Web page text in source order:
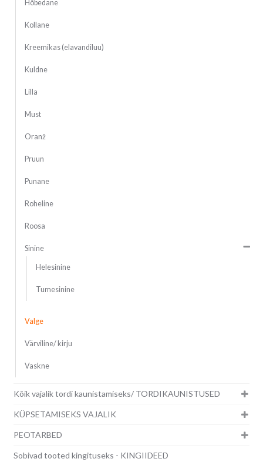
Hõbedane
Kollane
Kreemikas (elavandiluu)
Kuldne
Lilla
Must
Oranž
Pruun
Punane
Roheline
Roosa
Sinine
Helesinine
Tumesinine
Valge
Värviline/ kirju
Vaskne
Kõik vajalik tordi kaunistamiseks/ TORDIKAUNISTUSED
KÜPSETAMISEKS VAJALIK
PEOTARBED
Sobivad tooted kingituseks - KINGIIDEED